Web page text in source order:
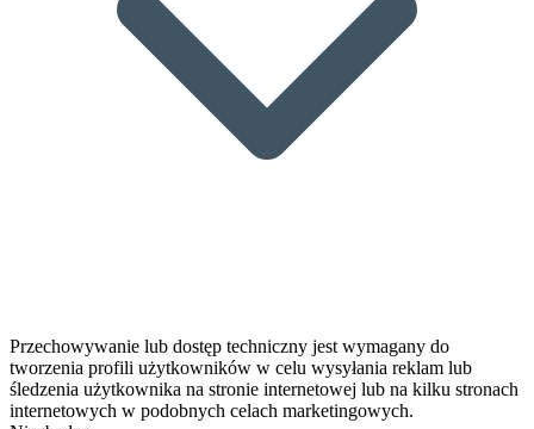
Przechowywanie lub dostęp techniczny jest wymagany do
tworzenia profili użytkowników w celu wysyłania reklam lub
śledzenia użytkownika na stronie internetowej lub na kilku stronach
internetowych w podobnych celach marketingowych.